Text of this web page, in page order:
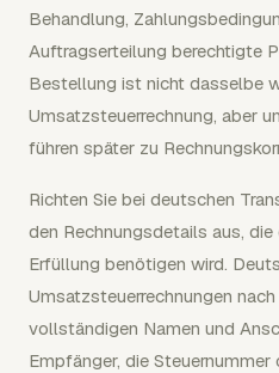
Behandlung,
Auftragserteilung berechtigte
Bestellung ist nicht dasselbe
Umsatzsteuerrechnung, aber
führen später zu
Richten Sie bei deutschen
den Rechnungsdetails aus,
Erfüllung benötigen wird.
Umsatzsteuerrechnungen
vollständigen Namen und
Empfänger, die